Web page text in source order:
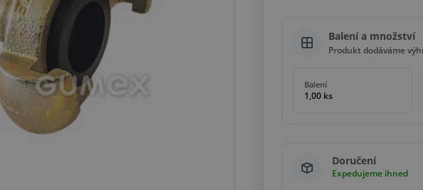
Balení a množství
Produkt dodáváme
Balení
1,00 ks
Doručení
Expedujeme ihned